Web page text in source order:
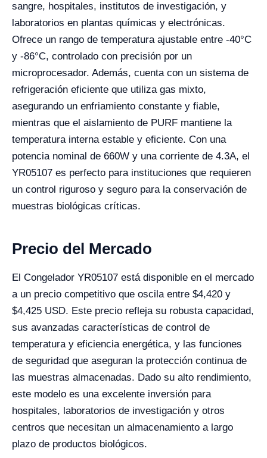
sangre, hospitales, institutos de investigación, y
laboratorios en plantas químicas y electrónicas.
Ofrece un rango de temperatura ajustable entre -40°C
y -86°C, controlado con precisión por un
microprocesador. Además, cuenta con un sistema de
refrigeración eficiente que utiliza gas mixto,
asegurando un enfriamiento constante y fiable,
mientras que el aislamiento de PURF mantiene la
temperatura interna estable y eficiente. Con una
potencia nominal de 660W y una corriente de 4.3A, el
YR05107 es perfecto para instituciones que requieren
un control riguroso y seguro para la conservación de
muestras biológicas críticas.
Precio del Mercado
El Congelador YR05107 está disponible en el mercado
a un precio competitivo que oscila entre $4,420 y
$4,425 USD. Este precio refleja su robusta capacidad,
sus avanzadas características de control de
temperatura y eficiencia energética, y las funciones
de seguridad que aseguran la protección continua de
las muestras almacenadas. Dado su alto rendimiento,
este modelo es una excelente inversión para
hospitales, laboratorios de investigación y otros
centros que necesitan un almacenamiento a largo
plazo de productos biológicos.